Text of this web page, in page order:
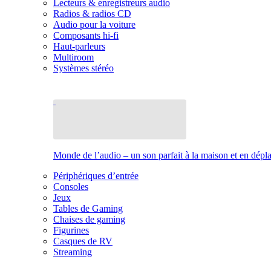
Lecteurs & enregistreurs audio
Radios & radios CD
Audio pour la voiture
Composants hi-fi
Haut-parleurs
Multiroom
Systèmes stéréo
Monde de l’audio – un son parfait à la maison et en
Périphériques d’entrée
Consoles
Jeux
Tables de Gaming
Chaises de gaming
Figurines
Casques de RV
Streaming